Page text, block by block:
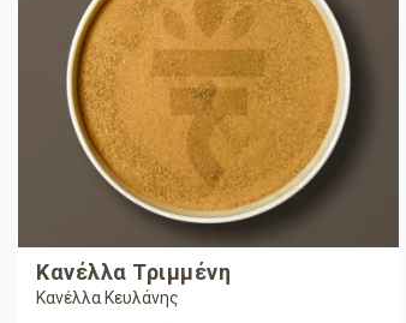
Κανέλλα Τριμμένη
Κανέλλα Κευλάνης